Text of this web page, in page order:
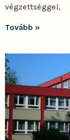
végzettséggel,
Tovább »